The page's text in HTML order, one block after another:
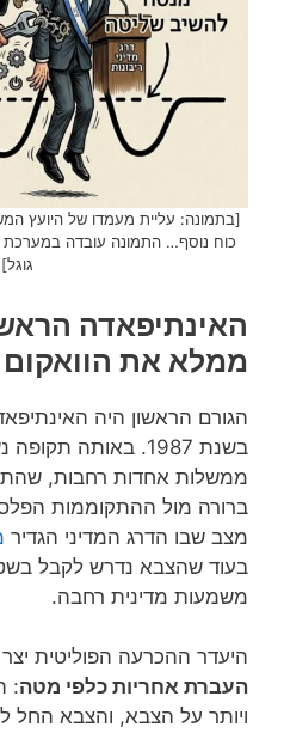
[בתמונה: עליית מעמדו של היועץ
גוגל]
האינתיפאדה
ממלא את הוואקום
הגורם הראשון היה
בשנת 1987. באותה
ממשלות אחדות רחבות,
ברורה מול ההתקוממות
מצב שבו הדרג המדיני הגדיר
בעוד שהצבא נדרש לקבל
משמעות מדינית רחבה.
היעדר ההכרעה הפוליטית
העברת אחריות כלפי מטה:
ויותר על הצבא, והצבא החל